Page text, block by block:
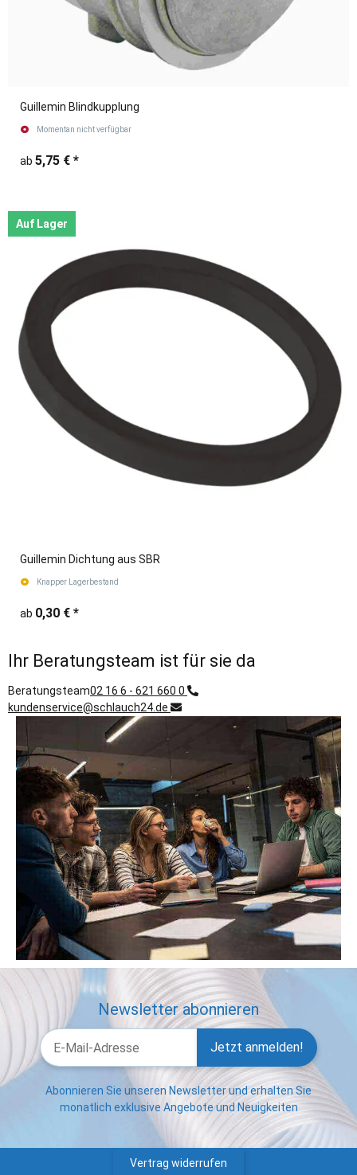
Guillemin Blindkupplung
Momentan nicht verfügbar
ab 5,75 € *
Auf Lager
Guillemin Dichtung aus SBR
Knapper Lagerbestand
ab 0,30 € *
Ihr Beratungsteam ist für sie da
Beratungsteam02 16 6 - 621 660 0
kundenservice@schlauch24.de
Newsletter abonnieren
Jetzt anmelden!
Abonnieren Sie unseren Newsletter und erhalten Sie
monatlich exklusive Angebote und Neuigkeiten
Vertrag widerrufen